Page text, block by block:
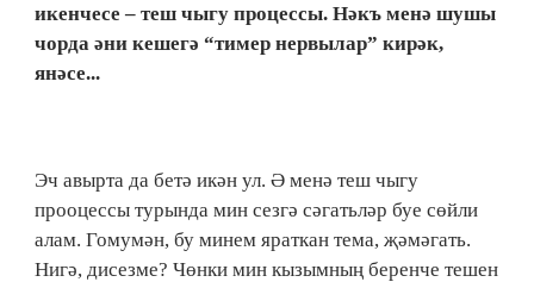
икенчесе – теш чыгу процессы. Нәкъ менә шушы
чорда әни кешегә “тимер нервылар” кирәк,
янәсе...
Эч авырта да бетә икән ул. Ә менә теш чыгу
прооцессы турында мин сезгә сәгатьләр буе сөйли
алам. Гомумән, бу минем яраткан тема, җәмәгать.
Нигә, дисезме? Чөнки мин кызымның беренче тешен